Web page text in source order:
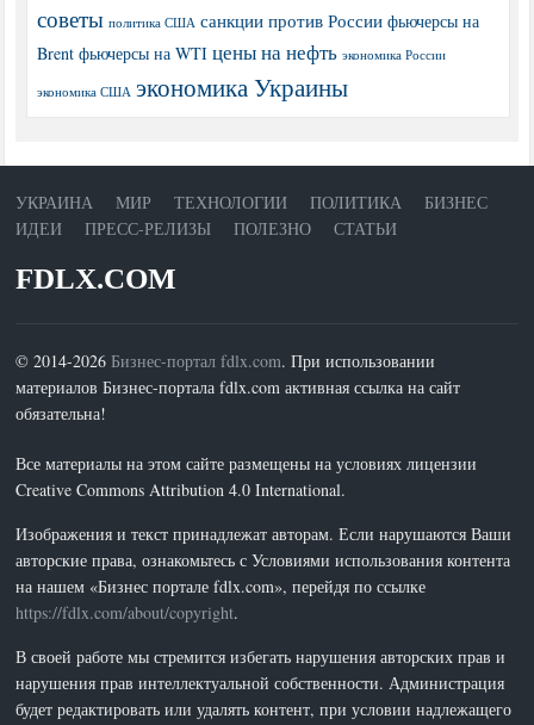
советы политика США санкции против России фьючерсы на
Brent фьючерсы на WTI цены на нефть экономика России
экономика США экономика Украины
УКРАИНА МИР ТЕХНОЛОГИИ ПОЛИТИКА
БИЗНЕС
ИДЕИ
ПРЕСС-РЕЛИЗЫ ПОЛЕЗНО СТАТЬИ
FDLX.COM
© 2014-2026Бизнес-портал fdlx.com. При использовании
материалов Бизнес-портала fdlx.com активная ссылка на сайт
обязательна!
Все материалы на этом сайте размещены на условиях лицензии
Creative Commons Attribution 4.0 International.
Изображения и текст принадлежат авторам. Если нарушаются Ваши
авторские права, ознакомьтесь с Условиями использования контента
на нашем «Бизнес портале fdlx.com», перейдя по ссылке
https://fdlx.com/about/copyright.
В своей работе мы стремится избегать нарушения авторских прав и
нарушения прав интеллектуальной собственности. Администрация
будет редактировать или удалять контент, при условии надлежащего